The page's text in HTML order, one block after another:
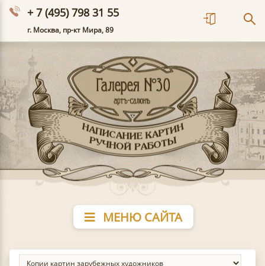
+ 7 (495) 798 31 55
г. Москва, пр-кт Мира, 89
МЕНЮ САЙТА